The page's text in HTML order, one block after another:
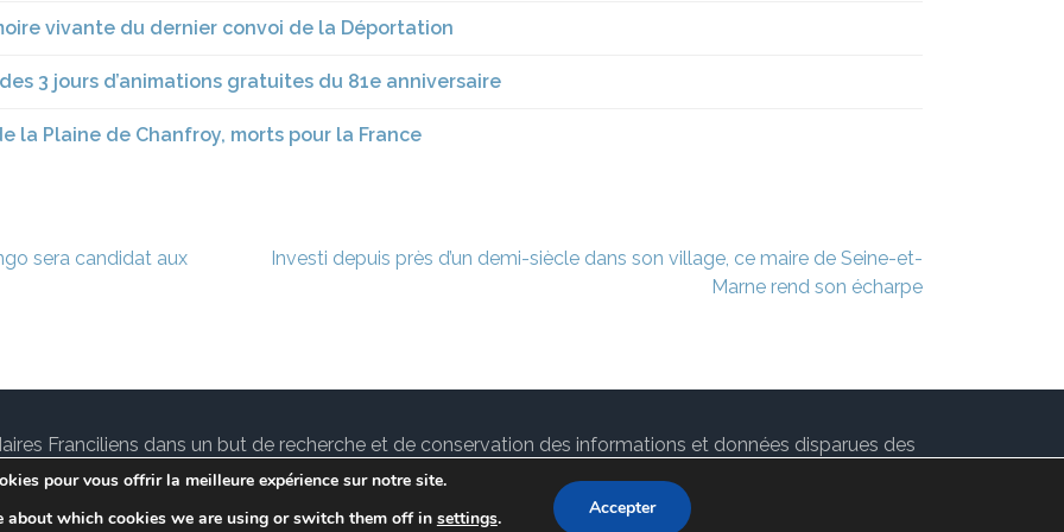
vivante du dernier convoi de la Déportation
3 jours d’animations gratuites du 81e anniversaire
la Plaine de Chanfroy, morts pour la France
sera candidat aux
Investi depuis près d’un demi-siècle dans son village, ce maire de Seine-et-
Marne rend son écharpe
Franciliens dans un but de recherche et de conservation des informations et données disparues des
sur lenotre Blog. Lawyer Landing Page | Développé par
pour vous offrir la meilleure expérience sur notre site.
about which cookies we are using or switch them off in settings. Accepter